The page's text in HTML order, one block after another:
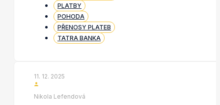
PLATBY
POHODA
PŘENOSY PLATEB
TATRA BANKA
11. 12. 2025
Nikola Lefendová